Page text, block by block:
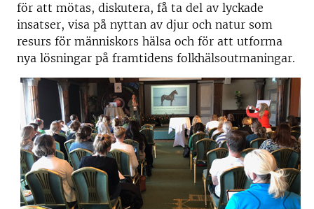
för att mötas, diskutera, få ta del av lyckade
insatser, visa på nyttan av djur och natur som
resurs för människors hälsa och för att utforma
nya lösningar på framtidens folkhälsoutmaningar.